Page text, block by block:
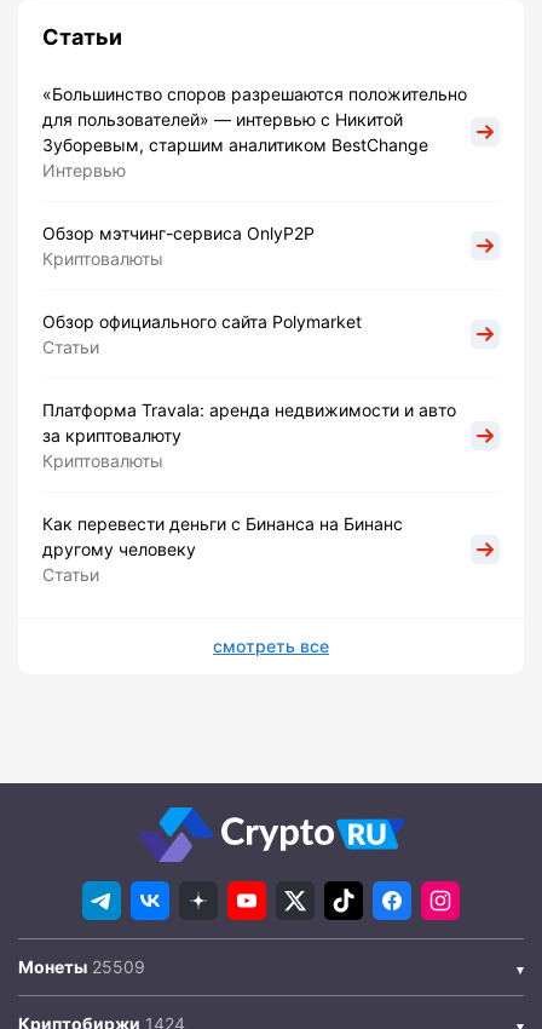
Статьи
«Большинство споров разрешаются положительно
для пользователей» — интервью с Никитой
Зуборевым, старшим аналитиком BestChange
Интервью
Обзор мэтчинг-сервиса OnlyP2P
Криптовалюты
Обзор официального сайта Polymarket
Статьи
Платформа Travala: аренда недвижимости и авто
за криптовалюту
Криптовалюты
Как перевести деньги с Бинанса на Бинанс
другому человеку
Статьи
смотреть все
Монеты
Криптобиржи